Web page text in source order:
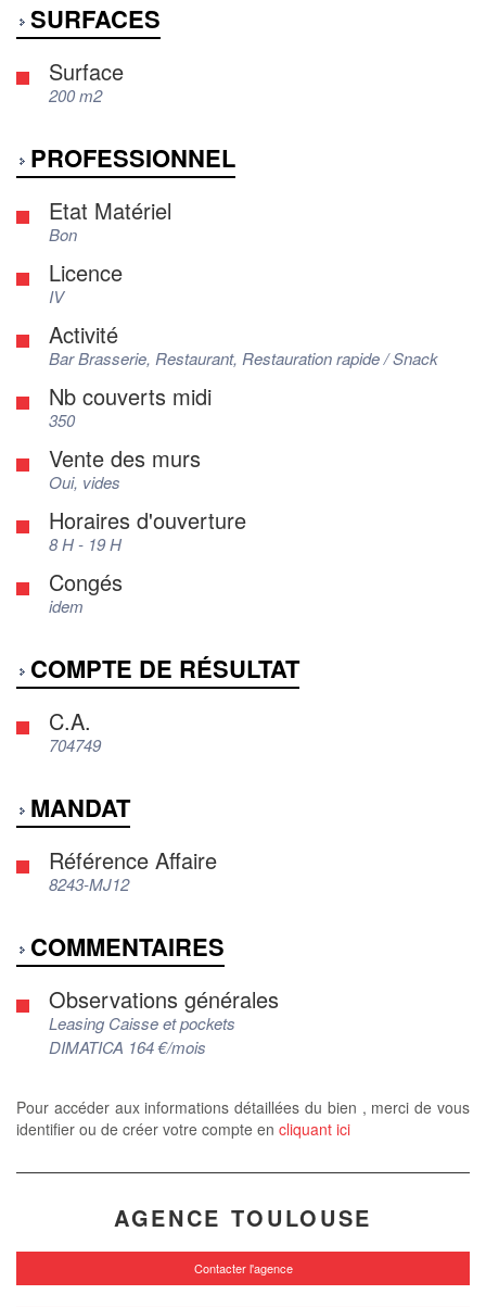
SURFACES
Surface
200 m2
PROFESSIONNEL
Etat Matériel
Bon
Licence
IV
Activité
Bar Brasserie, Restaurant, Restauration rapide / Snack
Nb couverts midi
350
Vente des murs
Oui, vides
Horaires d'ouverture
8 H - 19 H
Congés
idem
COMPTE DE RÉSULTAT
C.A.
704749
MANDAT
Référence Affaire
8243-MJ12
COMMENTAIRES
Observations générales
Leasing Caisse et pockets
DIMATICA 164 €/mois
Pour accéder aux informations détaillées du bien , merci de vous
identifier ou de créer votre compte en cliquant ici
AGENCE TOULOUSE
Contacter l'agence